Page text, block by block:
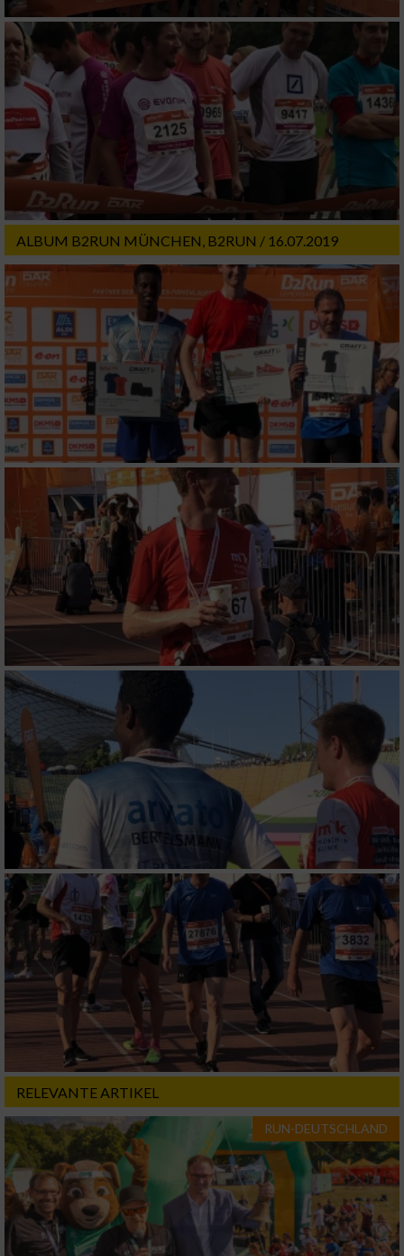
ALBUM B2RUN MÜNCHEN, B2RUN / 16.07.2019
RELEVANTE ARTIKEL
RUN-DEUTSCHLAND